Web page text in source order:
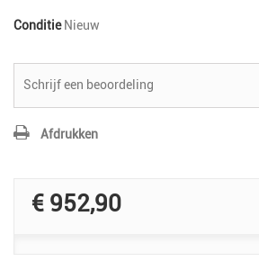
Conditie Nieuw
Schrijf een beoordeling
Afdrukken
€ 952,90